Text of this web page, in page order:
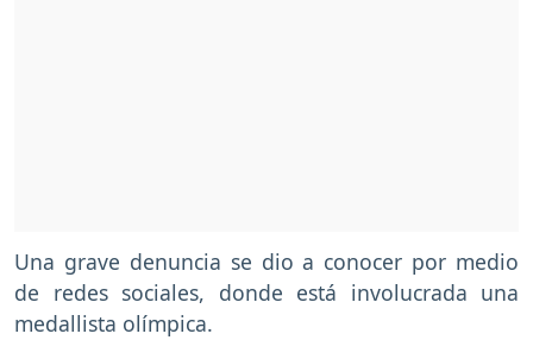
Una grave denuncia se dio a conocer por medio
de redes sociales, donde está involucrada una
medallista olímpica.